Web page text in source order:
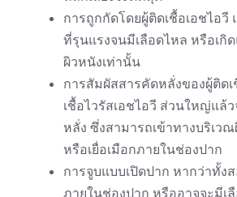
การถูกกัดโดยผู้ติดเชื้อเอชไอวี
ที่รุนแรงจนมีเลือดไหล หรือเกิ
ผิวหนังเท่านั้น
การสัมผัสสารคัดหลั่งของผู้ติดเ
เชื้อไวรัสเอชไอวี ส่วนใหญ่แล้
หลั่ง ซึ่งสามารถเข้าทางบริเว
หรือเยื่อเมือกภายในช่องปาก
การจูบแบบเปิดปาก หากว่าทั้ง
ภายในช่องปาก หรืออาจจะมีเ